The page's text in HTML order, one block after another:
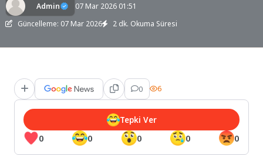
Admin
07 Mar 2026 01:51
Güncelleme: 07 Mar 2026
2 dk. Okuma Süresi
0 6
0 0 0 0 0
Tepki Ver